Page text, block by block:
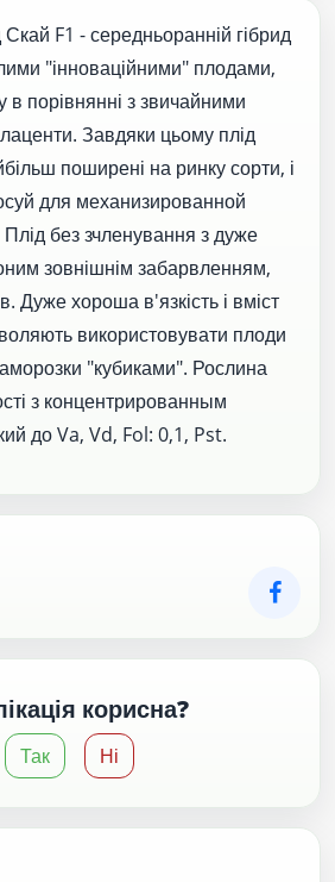
F1 - середньоранній гібрид
"інноваційними" плодами,
в порівнянні з звичайними
Завдяки цьому плід
поширені на ринку сорти, і
для механизированной
без зчленування з дуже
зовнішнім забарвленням,
Дуже хороша в'язкість і вміст
використовувати плоди
"кубиками". Рослина
з концентрированным
до Va, Vd, Fol: 0,1, Pst.
корисна?
Так Ні